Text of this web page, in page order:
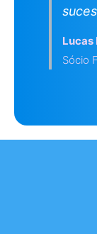
Lucas
Sócio